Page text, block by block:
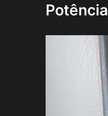
Potência